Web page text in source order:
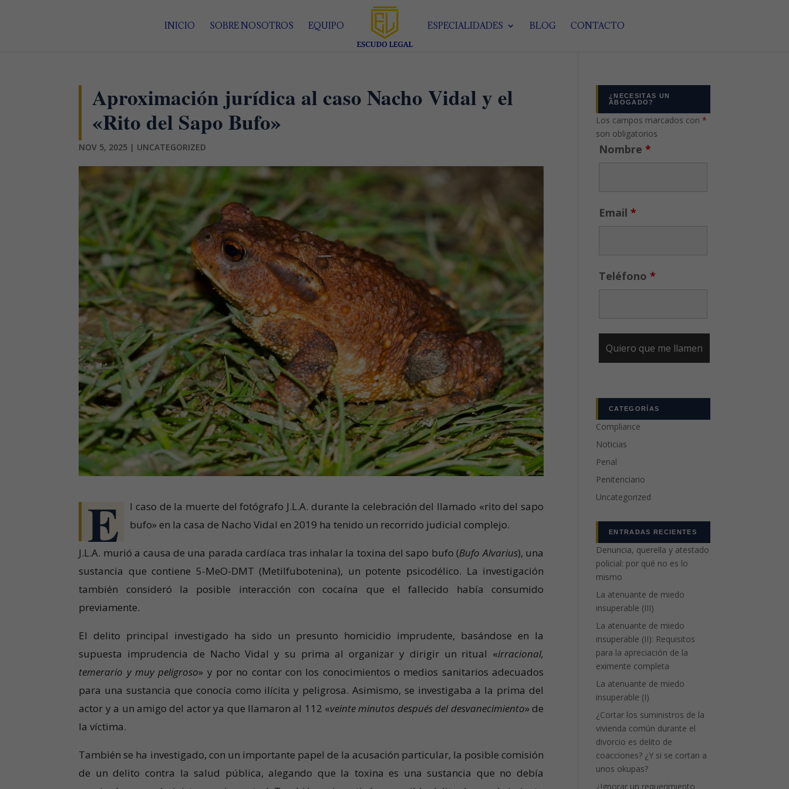
INICIO SOBRE NOSOTROS EQUIPO ESPECIALIDADES BLOG CONTACTO
Aproximación jurídica al caso Nacho Vidal y el
«Rito del Sapo Bufo»
NOV 5, 2025 | UNCATEGORIZED
E
l caso de la muerte del fotógrafo J.L.A. durante la celebración del llamado «rito del sapo
bufo» en la casa de Nacho Vidal en 2019 ha tenido un recorrido judicial complejo.
J.L.A. murió a causa de una parada cardíaca tras inhalar la toxina del sapo bufo (Bufo Alvarius), una
sustancia que contiene 5-MeO-DMT (Metilfubotenina), un potente psicodélico. La investigación
también consideró la posible interacción con cocaína que el fallecido había consumido
previamente.
El delito principal investigado ha sido un presunto homicidio imprudente, basándose en la
supuesta imprudencia de Nacho Vidal y su prima al organizar y dirigir un ritual «irracional,
temerario y muy peligroso» y por no contar con los conocimientos o medios sanitarios adecuados
para una sustancia que conocía como ilícita y peligrosa. Asimismo, se investigaba a la prima del
actor y a un amigo del actor ya que llamaron al 112 «veinte minutos después del desvanecimiento» de
la víctima.
También se ha investigado, con un importante papel de la acusación particular, la posible comisión
de un delito contra la salud pública, alegando que la toxina es una sustancia que no debía
¿NECESITAS UN
ABOGADO?
Los campos marcados con*
son obligatorios
Nombre*
Email*
Teléfono*
CATEGORÍAS
Compliance
Noticias
Penal
Penitenciario
Uncategorized
ENTRADAS RECIENTES
Denuncia, querella y atestado
policial: por qué no es lo
mismo
La atenuante de miedo
insuperable (III)
La atenuante de miedo
insuperable (II): Requisitos
para la apreciación de la
eximente completa
La atenuante de miedo
insuperable (I)
¿Cortar los suministros de la
vivienda común durante el
divorcio es delito de
coacciones? ¿Y si se cortan a
unos okupas?
¿Ignorar un requerimiento